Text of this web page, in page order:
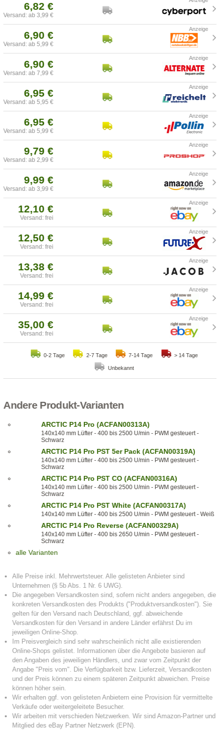
6,82 €
Versand: ab 3,99 €
6,90 €
Versand: ab 5,99 €
6,90 €
Versand: ab 7,99 €
6,95 €
Versand: ab 5,95 €
6,95 €
Versand: ab 5,99 €
9,79 €
Versand: ab 2,99 €
9,99 €
Versand: ab 3,99 €
12,10 €
Versand: frei
12,50 €
Versand: frei
13,38 €
Versand: frei
14,99 €
Versand: frei
35,00 €
Versand: frei
0-2 Tage 2-7 Tage 7-14 Tage > 14 Tage
Unbekannt
Andere Produkt-Varianten
ARCTIC P14 Pro (ACFAN00313A)
140x140 mm Lüfter - 400 bis 2500 U/min - PWM gesteuert -
Schwarz
ARCTIC P14 Pro PST 5er Pack (ACFAN00319A)
140x140 mm Lüfter - 400 bis 2500 U/min - PWM gesteuert -
Schwarz
ARCTIC P14 Pro PST CO (ACFAN00316A)
140x140 mm Lüfter - 400 bis 2500 U/min - PWM gesteuert -
Schwarz
ARCTIC P14 Pro PST White (ACFAN00317A)
140x140 mm Lüfter - 400 bis 2500 U/min - PWM gesteuert - Weiß
ARCTIC P14 Pro Reverse (ACFAN00329A)
140x140 mm Lüfter - 400 bis 2650 U/min - PWM gesteuert -
Schwarz
alle Varianten